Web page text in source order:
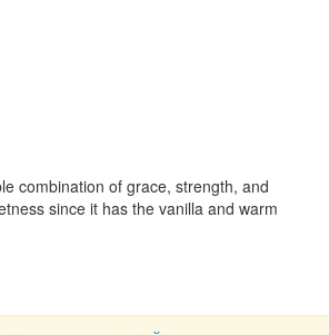
combination of grace, strength, and
since it has the vanilla and warm